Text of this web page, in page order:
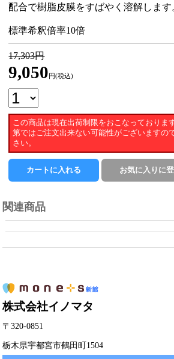
配合で樹脂皮膜をすばやく溶解します
標準希釈倍率10倍
17,303円
9,050 円(税込)
この商品は現在出荷制限をおこなっておりま
第ではご注文出来ない可能性がございますの
さい。
関連商品
株式会社イノマタ
〒320-0851
栃木県宇都宮市鶴田町1504